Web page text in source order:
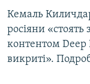
Усі сайти RFE/
Кемаль
росіяни
контентом Deep
викриті».